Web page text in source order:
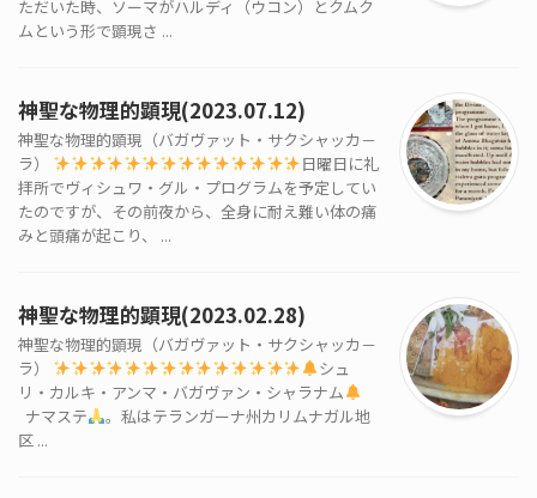
ただいた時、ソーマがハルディ（ウコン）とクムク
ムという形で顕現さ ...
神聖な物理的顕現(2023.07.12)
神聖な物理的顕現（バガヴァット・サクシャッカ－
ラ）
日曜日に礼
拝所でヴィシュワ・グル・プログラムを予定してい
たのですが、その前夜から、全身に耐え難い体の痛
みと頭痛が起こり、 ...
神聖な物理的顕現(2023.02.28)
神聖な物理的顕現（バガヴァット・サクシャッカ－
ラ）
シュ
リ・カルキ・アンマ・バガヴァン・シャラナム
ナマステ
。私はテランガーナ州カリムナガル地
区 ...